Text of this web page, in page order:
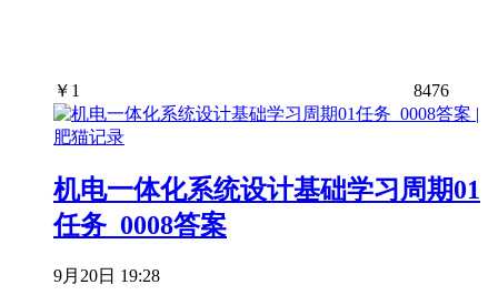
￥ 1 8476
机电一体化系统设计基础学习周期01
任务_0008答案
9月20日 19:28